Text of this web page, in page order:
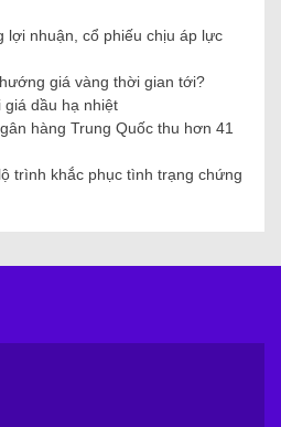
lợi nhuận, cổ phiếu chịu áp lực
giá vàng thời gian tới?
giá dầu hạ nhiệt
hàng Trung Quốc thu hơn 41
trình khắc phục tình trạng chứng